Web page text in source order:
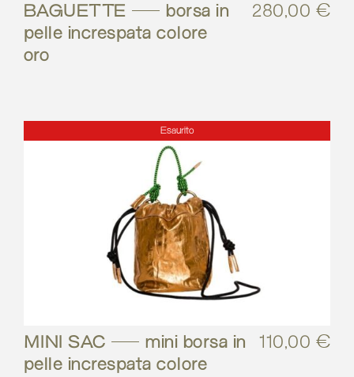
BAGUETTE – borsa in
pelle increspata colore
oro
280,00 €
Esaurito
MINI SAC – mini borsa in
pelle increspata colore
110,00 €